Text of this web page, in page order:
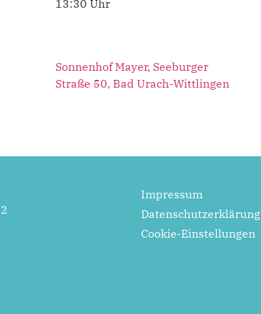
13:30 Uhr
Sonnenhof Mayer, Seeburger
Straße 50, Bad Urach-Wittlingen
Impressum
Datenschutzerklärung
Cookie-Einstellungen